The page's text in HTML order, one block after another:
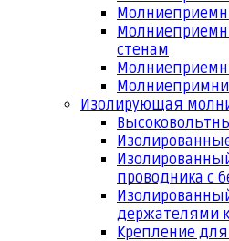
стенам
Изолирующая
проводника с
держателями
Крепление